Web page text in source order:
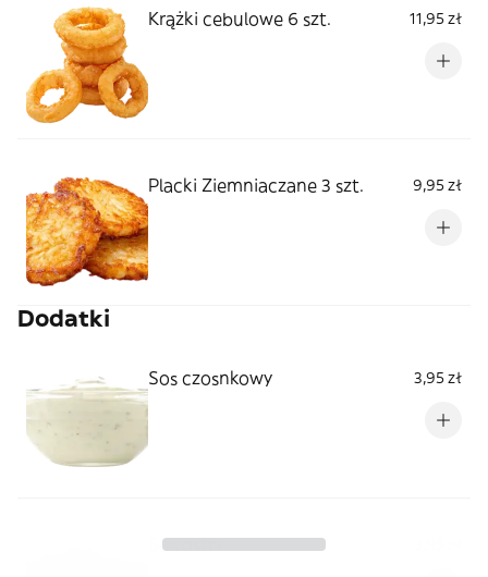
Krążki cebulowe 6 szt. 11,95 zł
Placki Ziemniaczane 3 szt. 9,95 zł
Dodatki
Sos czosnkowy 3,95 zł
Sos ostry